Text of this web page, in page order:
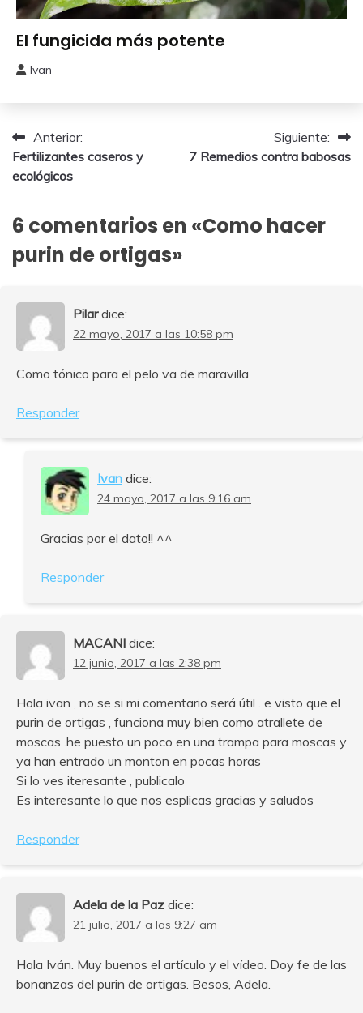
Abonos y
Remedios
El fungicida más potente
mayo,
Ivan
Navegación
de
Anterior:
Fertilizantes caseros y
ecológicos
Siguiente:
7 Remedios contra babosas
6 comentarios en «Como hacer
purin de ortigas»
Pilar dice:
22 mayo, 2017 a las 10:58 pm
Como tónico para el pelo va de maravilla
Responder
Ivan dice:
24 mayo, 2017 a las 9:16 am
Gracias por el dato!! ^^
Responder
MACANI dice:
12 junio, 2017 a las 2:38 pm
Hola ivan , no se si mi comentario será útil . e visto que el
purin de ortigas , funciona muy bien como atrallete de
moscas .he puesto un poco en una trampa para moscas y
ya han entrado un monton en pocas horas
Si lo ves iteresante , publicalo
Es interesante lo que nos esplicas gracias y saludos
Responder
Adela de la Paz dice:
21 julio, 2017 a las 9:27 am
Hola Iván. Muy buenos el artículo y el vídeo. Doy fe de las
bonanzas del purin de ortigas. Besos, Adela.